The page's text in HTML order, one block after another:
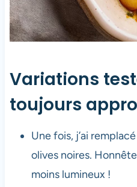
Variations
toujours
Une fois, j’ai
olives noires.
moins lumineux !